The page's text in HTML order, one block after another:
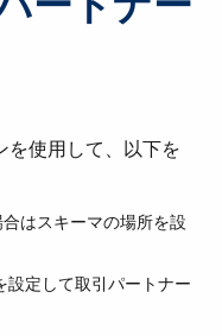
を使用して、以下を
はスキーマの場所を設
定して取引パートナー